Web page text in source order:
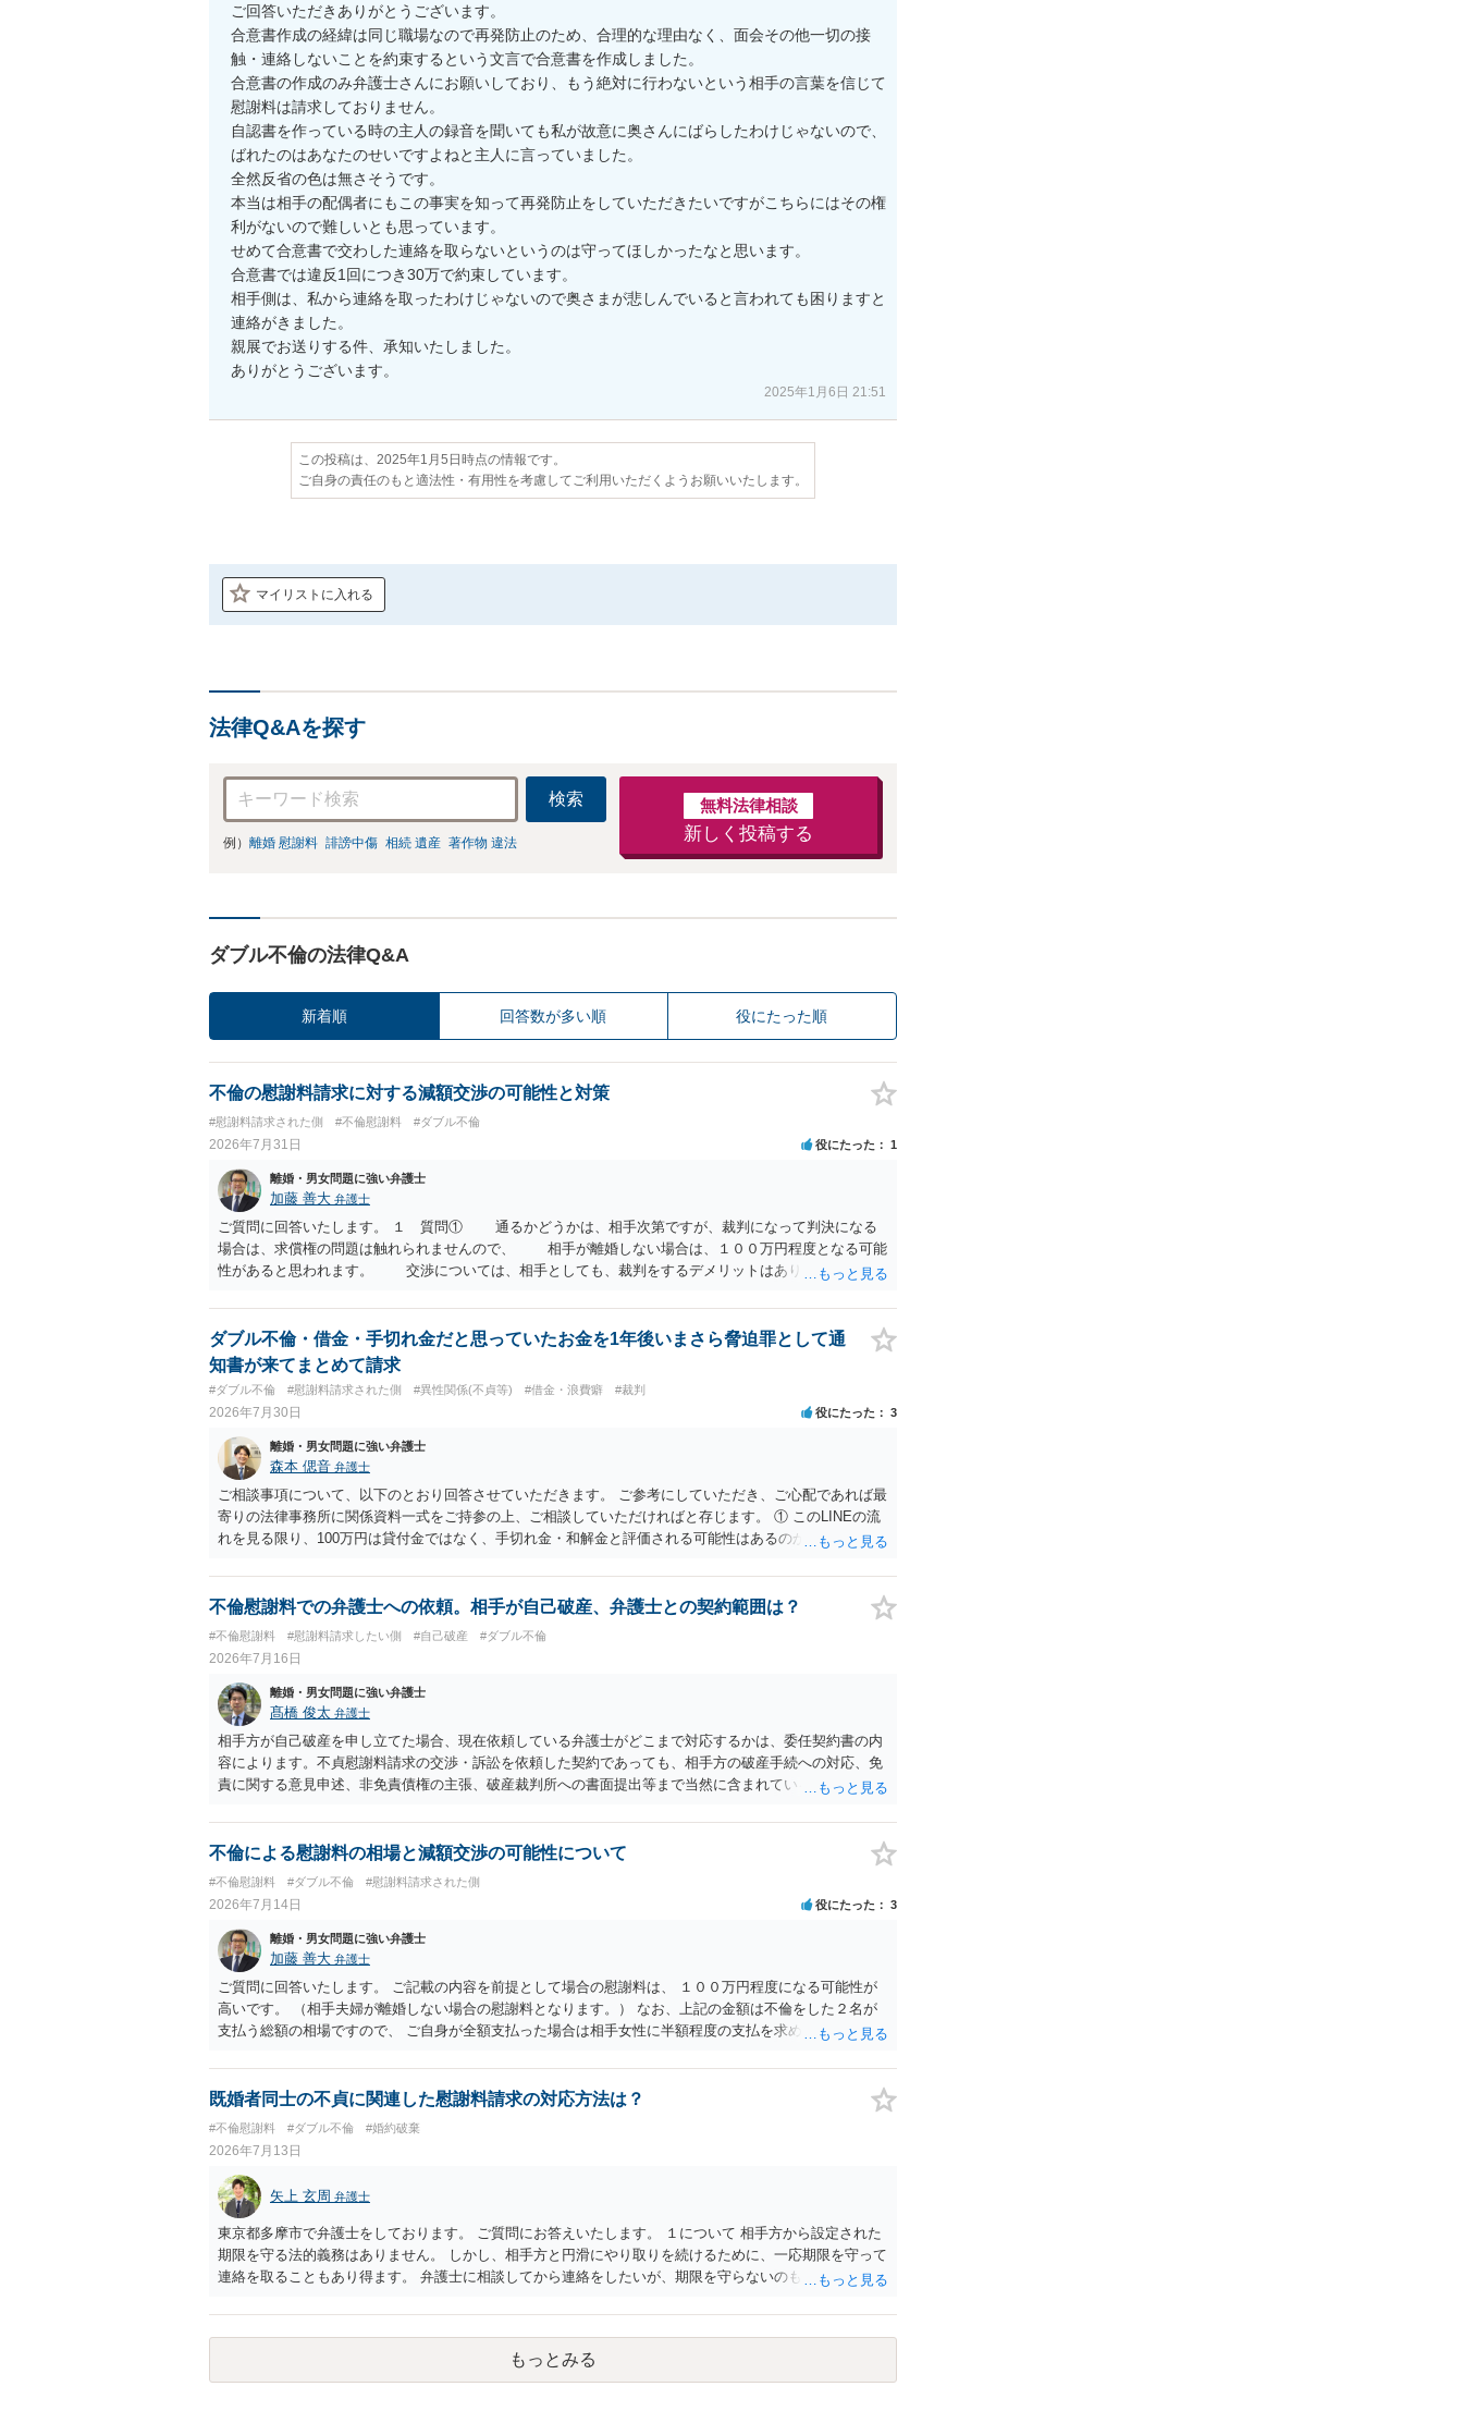
ご回答いただきありがとうございます。
合意書作成の経緯は同じ職場なので再発防止のため、合理的な理由なく、面会その他一切の接
触・連絡しないことを約束するという文言で合意書を作成しました。
合意書の作成のみ弁護士さんにお願いしており、もう絶対に行わないという相手の言葉を信じて
慰謝料は請求しておりません。
自認書を作っている時の主人の録音を聞いても私が故意に奥さんにばらしたわけじゃないので、
ばれたのはあなたのせいですよねと主人に言っていました。
全然反省の色は無さそうです。
本当は相手の配偶者にもこの事実を知って再発防止をしていただきたいですがこちらにはその権
利がないので難しいとも思っています。
せめて合意書で交わした連絡を取らないというのは守ってほしかったなと思います。
合意書では違反1回につき30万で約束しています。
相手側は、私から連絡を取ったわけじゃないので奥さまが悲しんでいると言われても困りますと
連絡がきました。
親展でお送りする件、承知いたしました。
ありがとうございます。
2025年1月6日 21:51
この投稿は、2025年1月5日時点の情報です。
ご自身の責任のもと適法性・有用性を考慮してご利用いただくようお願いいたします。
マイリストに入れる
法律Q&Aを探す
検索
例） 離婚 慰謝料 誹謗中傷 相続 遺産 著作物 違法
無料法律相談
新しく投稿する
ダブル不倫の法律Q&A
新着順 回答数が多い順 役にたった順
不倫の慰謝料請求に対する減額交渉の可能性と対策
#慰謝料請求された側 #不倫慰謝料 #ダブル不倫
2026年7月31日 役にたった 1
離婚・男女問題に強い弁護士
加藤 善大 弁護士
ご質問に回答いたします。 １ 質問① 通るかどうかは、相手次第ですが、裁判になって判決になる
場合は、求償権の問題は触れられませんので、 相手が離婚しない場合は、１００万円程度となる可能
性があると思われます。 交渉については、相手としても、裁判をするデメリットはありますから（経
働く可能性は有り得ます。 交渉で解決する多くの場合は、相手が弁護士に依頼しているケースで、５
０万円以下で合意できる場合は稀であると思います。 通常は、６０万円から８０万円程度になること
が多いというのが私の印象です。 ２ 質問② ご記載の内容が減額を進めるうえでの交渉材料かと思
います。 なお、ご自身が離婚しないことは、交渉材料にはならないかと思いますので、ご注意くださ
い。 また、相手夫婦の婚姻関係が既に破綻していたことや、相手女性が結婚しているとは知らなかっ
たと主張することもありますが、 ケースバイケースですので、ご自身の場合にそれらの主張ができる
かはよくお考え下さい。 ３ 質問③ 違約金を５０万円とする旨の交渉をすることが妥当かどうかと
いう基準はありません。 公序良俗に反するような金額では、その条項自体が無効になり得ますが、
２００万円でも、５０万円でも、公序良俗に反するほど高額とはいえないと考えますので、 結局
は、妥当かどうかというよりも、ご自身が納得できるかどうかという基準でお考えいただくといいと思い
ます。 そのうえで、合意できるかは、相手も納得できるか否かにかかってはきますが。 ４ 質問④
ご記載の内容からは判断できないのですが、 清算条項を記載しないで合意することはリスクがあ
りますので、むしろ、原則としては、清算条項を記載するべきであるとお考えいただくといいです。 ご
質問に対する回答は以上ですが、可能であれば、ご依頼になるかは別として、お近くの弁護士に直接相談
されて、 今後の対応についてアドバイス等を求めることをお勧めいたします。 ご参考にしていただ
ければ幸いです。
ダブル不倫・借金・手切れ金だと思っていたお金を1年後いまさら脅迫罪として通
知書が来てまとめて請求
#ダブル不倫 #慰謝料請求された側 #異性関係(不貞等) #借金・浪費癖 #裁判
2026年7月30日 役にたった 3
離婚・男女問題に強い弁護士
森本 偲音 弁護士
ご相談事項について、以下のとおり回答させていただきます。 ご参考にしていただき、ご心配であれば最
寄りの法律事務所に関係資料一式をご持参の上、ご相談していただければと存じます。 ① このLINEの流
れを見る限り、100万円は貸付金ではなく、手切れ金・和解金と評価される可能性はあるのか ⇒LINEを含
金銭であったと評価される可能性はあると考えます。 ② 「今後一切関与しないなら100万円振り込む」と
いうLINEや誓約書は、裁判上どの程度証拠価値があるのか ⇒前後のやり取りや誓約書の具体的内容を見
から100万円を貸付扱いに変更することは認められるのか。 ⇒おそらく１００万円は不当利得（受け取る
正当な権利がないのに利益を取得した）として返還請求されているものかと推察しますので、 貸金返還で
はないかと存じます。 ④ 私は現在、収入も不安定で貯金もなくリボ払い借金が既に約100万あり。今年に
再婚したが主人はお金に厳しい為、一括で220万円を支払う事は困難 仮に裁判で敗訴した場合でも、分割
払いになる可能性はありますか。 ⇒判決となり敗訴してしまった場合は、強制執行により不動産等の財産
を差し押さえられ、そこから債権回収が図られることになりますが、 和解であれば柔軟な解決が可能で
すので、その場合は分割払いにより支払うことも十分可能です。 ⑤ このような事情であれば、私は120万
円のみ和解交渉を続けるべきでしょうか。 ⇒ご相談者様の認識を前提にすれば、１００万円も含めて返済
する必要はないと考えられるため、 120万円のみについて交渉を続けることがベターかと存じます。
不倫慰謝料での弁護士への依頼。相手が自己破産、弁護士との契約範囲は？
#不倫慰謝料 #慰謝料請求したい側 #自己破産 #ダブル不倫
2026年7月16日
離婚・男女問題に強い弁護士
髙橋 俊太 弁護士
相手方が自己破産を申し立てた場合、現在依頼している弁護士がどこまで対応するかは、委任契約書の内
容によります。不貞慰謝料請求の交渉・訴訟を依頼した契約であっても、相手方の破産手続への対応、免
責に関する意見申述、非免責債権の主張、破産裁判所への書面提出等まで当然に含まれているとは限りま
しょう。 成功報酬についても、契約内容次第です。通常は、実際に回収できた金額を基準に報酬が発生す
る契約が多いと思われますが、「請求額を認めさせた場合」や「和解成立時」など、回収前に報酬が発生
応してもらえるのか、追加費用はかかるか、免責された場合に成功報酬が発生するのか、非免責債権とし
て争う見込みがあるのかを確認されるとよいと思います。
不倫による慰謝料の相場と減額交渉の可能性について
#不倫慰謝料 #ダブル不倫 #慰謝料請求された側
2026年7月14日 役にたった 3
離婚・男女問題に強い弁護士
加藤 善大 弁護士
ご質問に回答いたします。 ご記載の内容を前提として場合の慰謝料は、 １００万円程度になる可能性が
高いです。 （相手夫婦が離婚しない場合の慰謝料となります。） なお、上記の金額は不倫をした２名が
支払う総額の相場ですので、 ご自身が全額支払った場合は相手女性に半額程度の支払を求める、 求償が
とが多いです。 （相手夫婦が離婚しませんので、減額してでも求償権を放棄してもらうメリットがあるこ
とになります。） ５年後に離婚する可能性について、慰謝料額に影響が出る可能性はないと考えます。
だくといいですよ。 ご質問に対する回答は以上ですが、可能であれば、ご依頼になるかは別にして、お近
くの弁護士に直接相談されて、今後の対応についてアドバイスを求めることをおすすめいたします。 ご参
考にしていただけますと幸いです。
既婚者同士の不貞に関連した慰謝料請求の対応方法は？
#不倫慰謝料 #ダブル不倫 #婚約破棄
2026年7月13日
矢上 玄周 弁護士
東京都多摩市で弁護士をしております。 ご質問にお答えいたします。 １について 相手方から設定された
期限を守る法的義務はありません。 しかし、相手方と円滑にやり取りを続けるために、一応期限を守って
連絡を取ることもあり得ます。 弁護士に相談してから連絡をしたいが、期限を守らないのもご不安という
もあります。 ２について 求償権の請求と婚約破棄の慰謝料請求は、法的には別の議論ではありますが、
事実上の繋がりがないわけではありません。 例えば、既婚者であるにもかかわらず、結婚するということ
を匂わせて不貞関係になったというような場合には、求償権の負担割合が高くなり、婚約破棄の慰謝料も
払う必要が生じるという可能性もないわけではありません。 ただし、法律上重婚は認められていないの
もっとみる